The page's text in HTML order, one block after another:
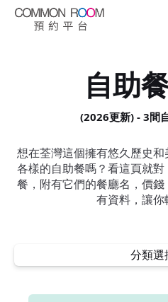
自助
(2026更新) - 3間
想在荃灣這個擁有悠久歷史
各樣的自助餐嗎？看這頁就
餐，附有它們的餐廳名，價
有資料，讓你
分類選